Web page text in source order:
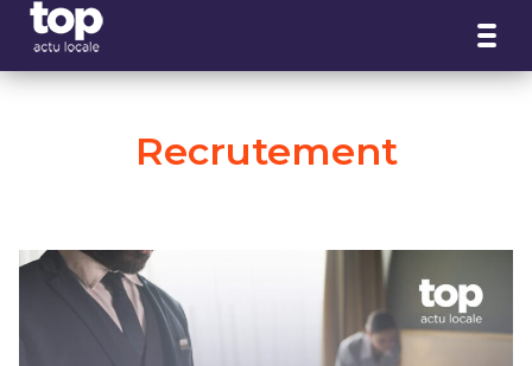
Recrutement
Panneau de gestion des cookies